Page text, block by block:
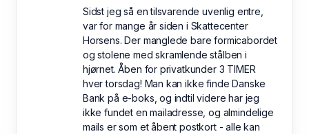
Sidst jeg så en tilsvarende uvenlig entre,
var for mange år siden i Skattecenter
Horsens. Der manglede bare formicabordet
og stolene med skramlende stålben i
hjørnet. Åben for privatkunder 3 TIMER
hver torsdag! Man kan ikke finde Danske
Bank på e-boks, og indtil videre har jeg
ikke fundet en mailadresse, og almindelige
mails er som et åbent postkort - alle kan